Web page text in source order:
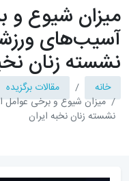
میزان شیوع و
آسیب‌های
نشسته زنان
خانه
مقالات برگزیده
میزان شیوع و برخی عوامل
نشسته زنان نخبه ایران